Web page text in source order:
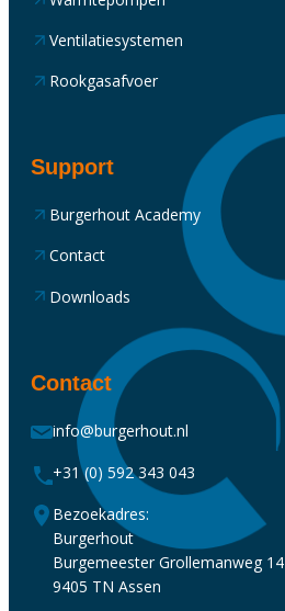
Ventilatiesystemen
Rookgasafvoer
Support
Burgerhout Academy
Contact
Downloads
Contact
info@burgerhout.nl
+31 (0) 592 343 043
Bezoekadres:
Burgerhout
Burgemeester Grollemanweg 14
9405 TN Assen